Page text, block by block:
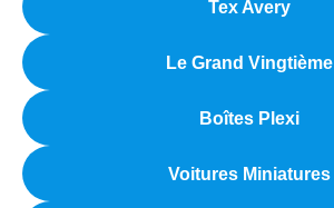
Tex Avery
Le Grand Vingtième
Boîtes Plexi
Voitures Miniatures